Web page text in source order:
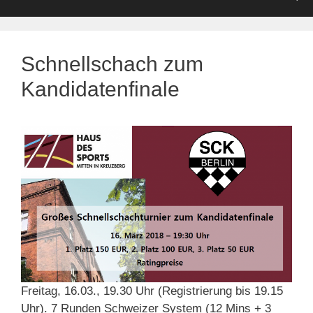
Schnellschach zum
Kandidatenfinale
Freitag, 16.03., 19.30 Uhr (Registrierung bis 19.15
Uhr). 7 Runden Schweizer System (12 Mins + 3